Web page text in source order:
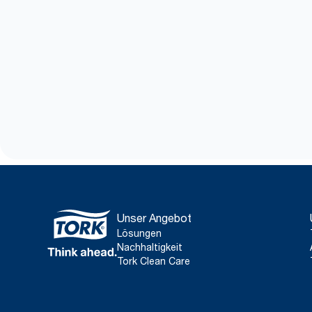
Unser Angebot
Lösungen
Nachhaltigkeit
Tork Clean Care